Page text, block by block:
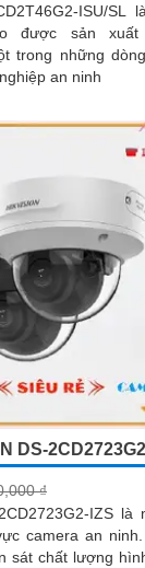
ISU/SL
được sản
an ninh
DS-
₫
IZS là
an ninh. Với độ phân giải
chất lượng hình